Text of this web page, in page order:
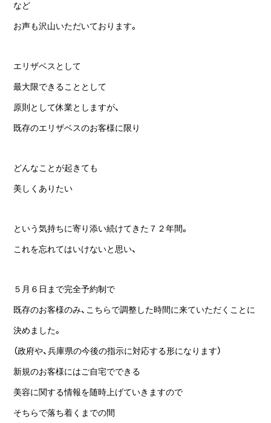
など
お声も沢山いただいております。
エリザベスとして
最大限できることとして
原則として休業としますが、
既存のエリザベスのお客様に限り
どんなことが起きても
美しくありたい
という気持ちに寄り添い続けてきた７２年間。
これを忘れてはいけないと思い、
５月６日まで完全予約制で
既存のお客様のみ、こちらで調整した時間に来ていただくことに
決めました。
（政府や、兵庫県の今後の指示に対応する形になります）
新規のお客様にはご自宅でできる
美容に関する情報を随時上げていきますので
そちらで落ち着くまでの間